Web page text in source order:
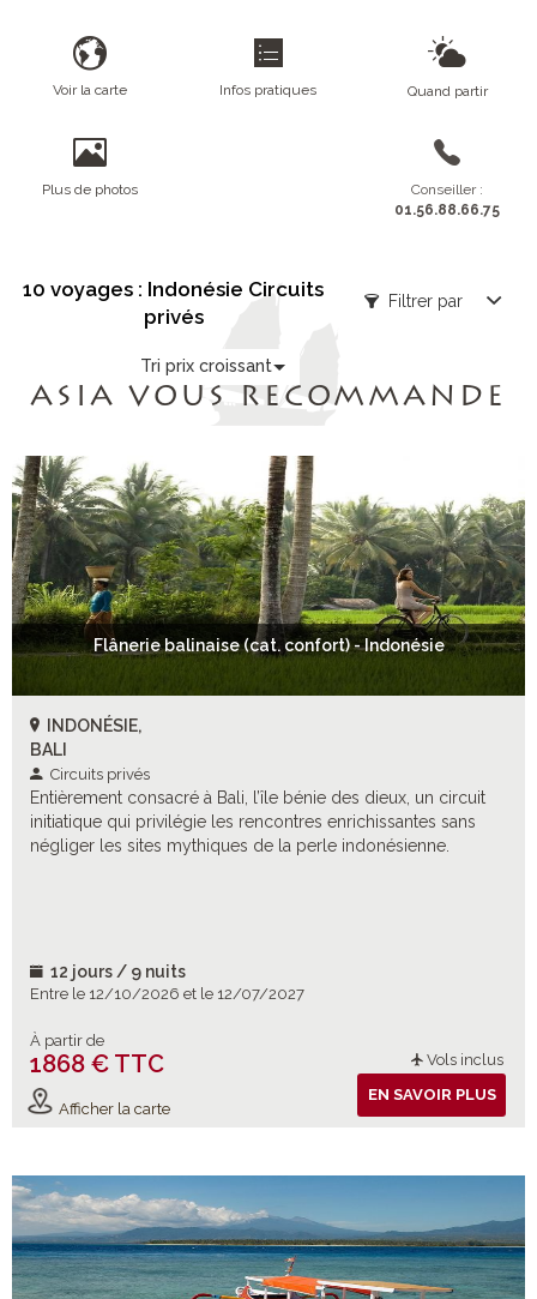
Voir la carte Infos pratiques Quand partir
Plus de photos
Conseiller :
01.56.88.66.75
10 voyages : Indonésie Circuits
privés
Tri prix croissant
Filtrer par
ASIA VOUS RECOMMANDE
Flânerie balinaise (cat. confort) - Indonésie
INDONÉSIE,
BALI
Circuits privés
Entièrement consacré à Bali, l’île bénie des dieux, un circuit
initiatique qui privilégie les rencontres enrichissantes sans
négliger les sites mythiques de la perle indonésienne.
12 jours / 9 nuits
Entre le 12/10/2026 et le 12/07/2027
À partir de
1868 € TTC Vols inclus
Afficher la carte
EN SAVOIR PLUS